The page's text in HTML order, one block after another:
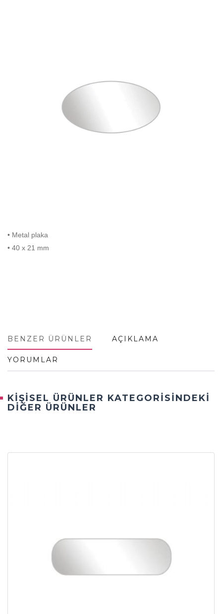
• Metal plaka
• 40 x 21 mm
BENZER ÜRÜNLER AÇIKLAMA
YORUMLAR
KİŞİSEL ÜRÜNLER KATEGORİSİNDEKİ
DİĞER ÜRÜNLER